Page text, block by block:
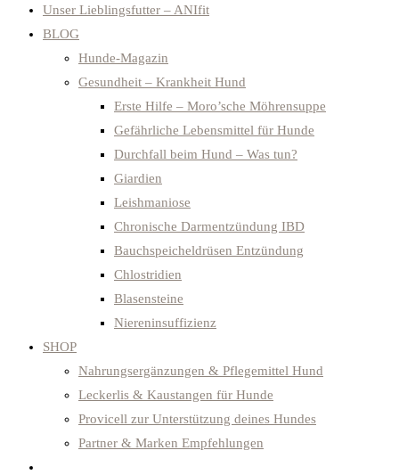
Unser Lieblingsfutter – ANIfit
BLOG
Hunde-Magazin
Gesundheit – Krankheit Hund
Erste Hilfe – Moro’sche Möhrensuppe
Gefährliche Lebensmittel für Hunde
Durchfall beim Hund – Was tun?
Giardien
Leishmaniose
Chronische Darmentzündung IBD
Bauchspeicheldrüsen Entzündung
Chlostridien
Blasensteine
Niereninsuffizienz
SHOP
Nahrungsergänzungen & Pflegemittel Hund
Leckerlis & Kaustangen für Hunde
Provicell zur Unterstützung deines Hundes
Partner & Marken Empfehlungen